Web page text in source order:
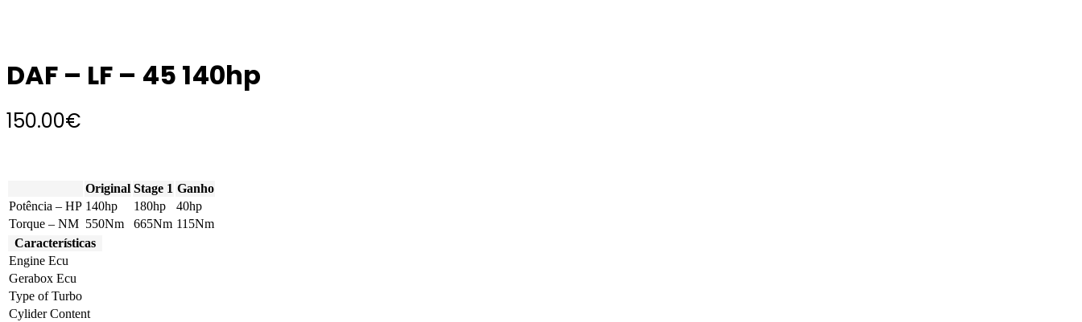
DAF – LF – 45 140hp
150.00€
Original Stage 1 Ganho
Potência – HP 140hp 180hp
40hp
Torque – NM 550Nm 665Nm 115Nm
Características
Engine Ecu
Gerabox Ecu
Type of Turbo
Cylider Content